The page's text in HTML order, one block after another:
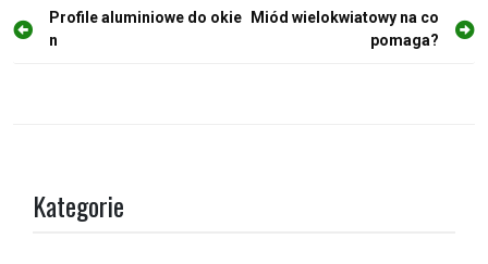
N
Profile aluminiowe do okie
n
Miód wielokwiatowy na co
pomaga?
Kategorie